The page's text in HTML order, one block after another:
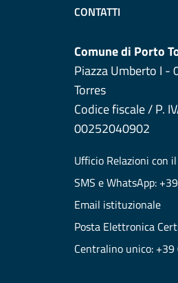
CONTATTI
Comune di Porto
Piazza Umberto I -
Torres
Codice fiscale / P.
00252040902
Ufficio Relazioni con
SMS e WhatsApp:
Email istituzionale
Posta Elettronica
Centralino unico: